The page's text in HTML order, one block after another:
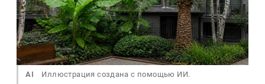
AI Иллюстрация создана с помощью ИИ.